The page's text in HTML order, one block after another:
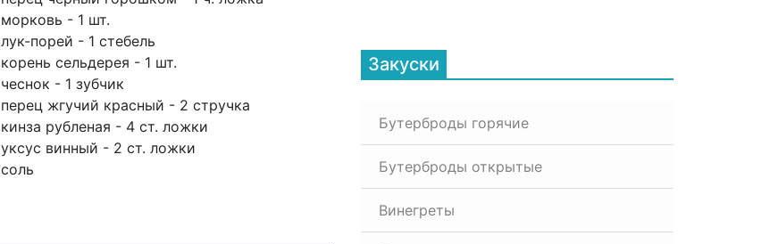
морковь - 1 шт.
лук-порей - 1 стебель
корень сельдерея - 1 шт.
чеснок - 1 зубчик
перец жгучий красный - 2 стручка
кинза рубленая - 4 ст. ложки
уксус винный - 2 ст. ложки
соль
Закуски
Бутерброды горячие
Бутерброды открытые
Винегреты